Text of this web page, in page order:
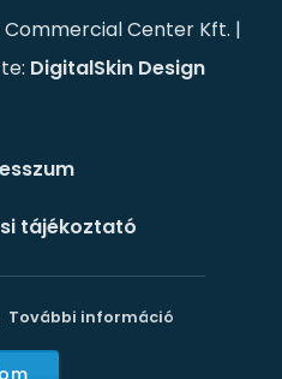
További információ
Commercial Center Kft. |
DigitalSkin Design
tájékoztató